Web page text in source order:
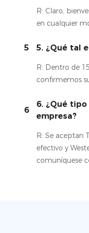
R: Claro,
en cualquier
5 5. ¿Qué tal
R: Dentro de
confirmemos
6
6. ¿Qué
empresa?
R: Se aceptan
efectivo y
comuníquese